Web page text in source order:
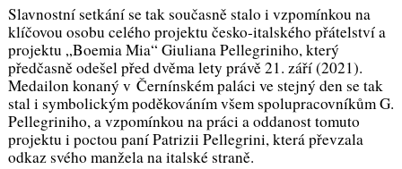
Slavnostní setkání se tak současně stalo i vzpomínkou na
klíčovou osobu celého projektu česko-italského přátelství a
projektu „Boemia Mia“ Giuliana Pellegriniho, který
předčasně odešel před dvěma lety právě 21. září (2021).
Medailon konaný v Černínském paláci ve stejný den se tak
stal i symbolickým poděkováním všem spolupracovníkům G.
Pellegriniho, a vzpomínkou na práci a oddanost tomuto
projektu i poctou paní Patrizii Pellegrini, která převzala
odkaz svého manžela na italské straně.